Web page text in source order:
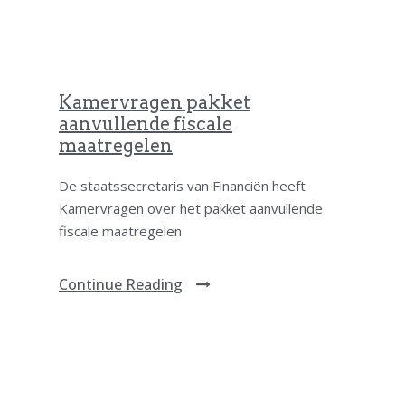
Kamervragen pakket
aanvullende fiscale
maatregelen
De staatssecretaris van Financiën heeft
Kamervragen over het pakket aanvullende
fiscale maatregelen
Continue Reading